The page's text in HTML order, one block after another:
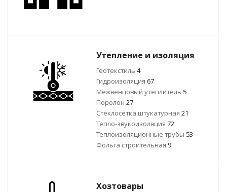
Утепление и изоляция
Геотекстиль 4
Гидроизоляция 67
Межвенцовый утеплитель 5
Поролон 27
Стеклосетка штукатурная 21
Тепло-звукоизоляция 72
Теплоизоляционные трубы 53
Фольга строительная 9
Хозтовары